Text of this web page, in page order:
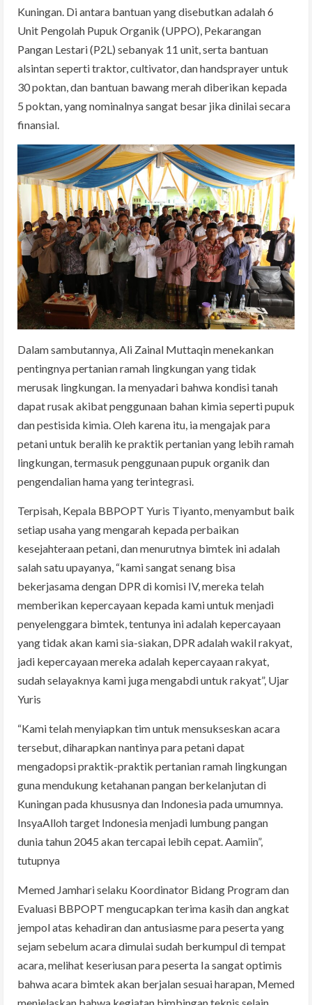
Kuningan. Di antara bantuan yang disebutkan adalah 6
Unit Pengolah Pupuk Organik (UPPO), Pekarangan
Pangan Lestari (P2L) sebanyak 11 unit, serta bantuan
alsintan seperti traktor, cultivator, dan handsprayer untuk
30 poktan, dan bantuan bawang merah diberikan kepada
5 poktan, yang nominalnya sangat besar jika dinilai secara
finansial.
Dalam sambutannya, Ali Zainal Muttaqin menekankan
pentingnya pertanian ramah lingkungan yang tidak
merusak lingkungan. Ia menyadari bahwa kondisi tanah
dapat rusak akibat penggunaan bahan kimia seperti pupuk
dan pestisida kimia. Oleh karena itu, ia mengajak para
petani untuk beralih ke praktik pertanian yang lebih ramah
lingkungan, termasuk penggunaan pupuk organik dan
pengendalian hama yang terintegrasi.
Terpisah, Kepala BBPOPT Yuris Tiyanto, menyambut baik
setiap usaha yang mengarah kepada perbaikan
kesejahteraan petani, dan menurutnya bimtek ini adalah
salah satu upayanya, “kami sangat senang bisa
bekerjasama dengan DPR di komisi IV, mereka telah
memberikan kepercayaan kepada kami untuk menjadi
penyelenggara bimtek, tentunya ini adalah kepercayaan
yang tidak akan kami sia-siakan, DPR adalah wakil rakyat,
jadi kepercayaan mereka adalah kepercayaan rakyat,
sudah selayaknya kami juga mengabdi untuk rakyat”, Ujar
Yuris
“Kami telah menyiapkan tim untuk mensukseskan acara
tersebut, diharapkan nantinya para petani dapat
mengadopsi praktik-praktik pertanian ramah lingkungan
guna mendukung ketahanan pangan berkelanjutan di
Kuningan pada khususnya dan Indonesia pada umumnya.
InsyaAlloh target Indonesia menjadi lumbung pangan
dunia tahun 2045 akan tercapai lebih cepat. Aamiin”,
tutupnya
Memed Jamhari selaku Koordinator Bidang Program dan
Evaluasi BBPOPT mengucapkan terima kasih dan angkat
jempol atas kehadiran dan antusiasme para peserta yang
sejam sebelum acara dimulai sudah berkumpul di tempat
acara, melihat keseriusan para peserta Ia sangat optimis
bahwa acara bimtek akan berjalan sesuai harapan, Memed
menjelaskan bahwa kegiatan bimbingan teknis selain